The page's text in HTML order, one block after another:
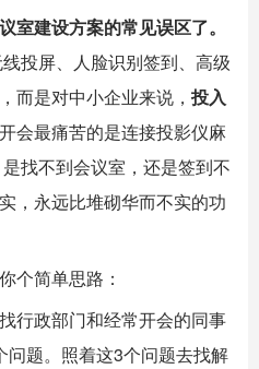
室建设方案的常见误区了。
投屏、人脸识别签到、高级
是对中小企业来说， 投入
会最痛苦的是连接投影仪麻
找不到会议室，还是签到不
，永远比堆砌华而不实的功
个简单思路：
找行政部门和经常开会的同事
题。照着这3个问题去找解